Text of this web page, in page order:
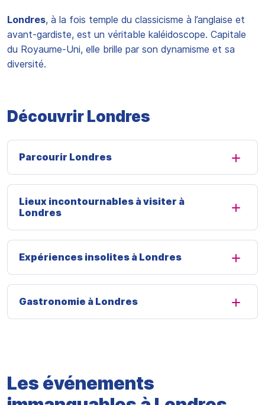
Londres, à la fois temple du classicisme à l’anglaise et
avant-gardiste, est un véritable kaléidoscope. Capitale
du Royaume-Uni, elle brille par son dynamisme et sa
diversité.
Découvrir Londres
Parcourir Londres
Lieux incontournables à visiter à
Londres
Expériences insolites à Londres
Gastronomie à Londres
Les événements